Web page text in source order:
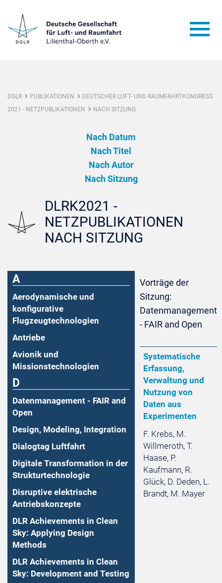
DGLR PUBLIKATIONEN
DEUTSCHER LUFT- UND RAUMFAHRTKONGRESS
2021 - NETZPUBLIKATIONEN
NACH SITZUNG
Nach Datum
Nach Titel
Nach Autor
Nach Sitzung
DLRK2021 -
NETZPUBLIKATIONEN
NACH SITZUNG
A
Aerodynamische und
konfigurative
Flugzeugtechnologien
Antriebe
Avionik und
Missionstechnologien
D
Datenmanagement - FAIR and
Open
Design, Modeling, Integration
Dialogtag Luftfahrt
Digitale Transformation in der
Strukturtechnologie
Disruptive elektrische
Antriebskonzepte
DLR Achievements in Clean
Sky: Applying Design
Methods
DLR Achievements in Clean
Sky: Development and Testing
Vorträge der
Sitzung:
Datenmanagement
- FAIR and Open
Systematische
Erfassung,
Verwaltung und
Nutzung von
Daten aus
Experimenten
F. Krebs, M.
Willmeroth, T.
Haase, P.
Kaufmann, R.
Glück, D. Deden, L.
Brandt, M. Mayer